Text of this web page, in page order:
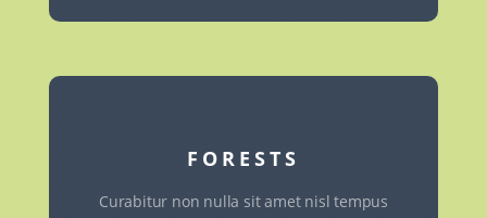
FORESTS
Curabitur non nulla sit amet nisl tempus